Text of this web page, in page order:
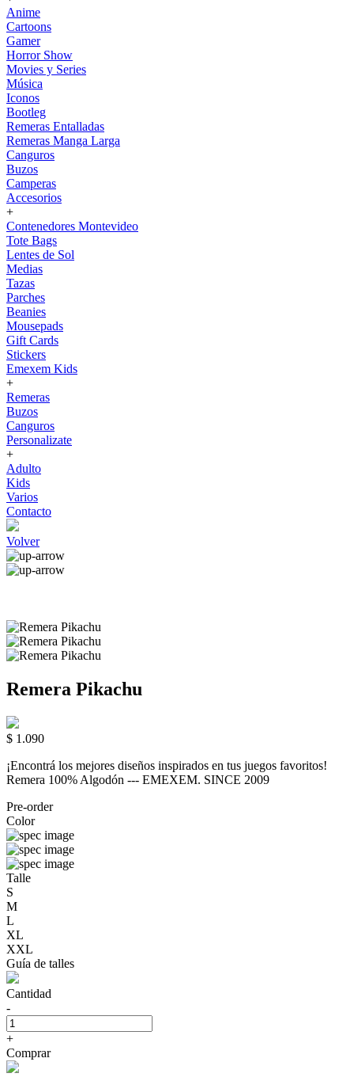
Anime
Cartoons
Gamer
Horror Show
Movies y Series
Música
Iconos
Bootleg
Remeras Entalladas
Remeras Manga Larga
Canguros
Buzos
Camperas
Accesorios
+
Contenedores Montevideo
Tote Bags
Lentes de Sol
Medias
Tazas
Parches
Beanies
Mousepads
Gift Cards
Stickers
Emexem Kids
+
Remeras
Buzos
Canguros
Personalizate
+
Adulto
Kids
Varios
Contacto
Volver
Remera Pikachu
$ 1.090
¡Encontrá los mejores diseños inspirados en tus juegos favoritos!
Remera 100% Algodón --- EMEXEM. SINCE 2009
Pre-order
Color
Talle
S
M
L
XL
XXL
Guía de talles
Cantidad
-
+
Comprar